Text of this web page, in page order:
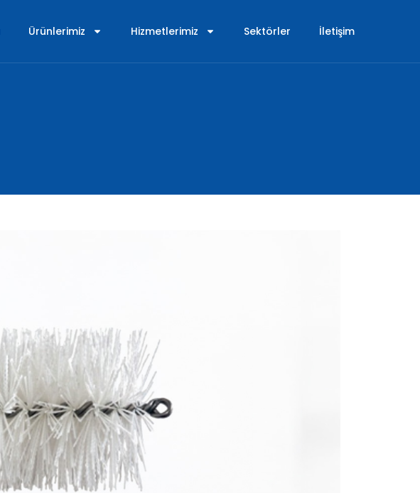
Ürünlerimiz Hizmetlerimiz Sektörler İletişim